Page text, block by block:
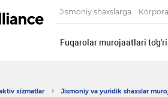
Jismoniy shaxslarga
Fuqarolar murojaatlari
xizmatlar Jismoniy va yuridik shaxslar